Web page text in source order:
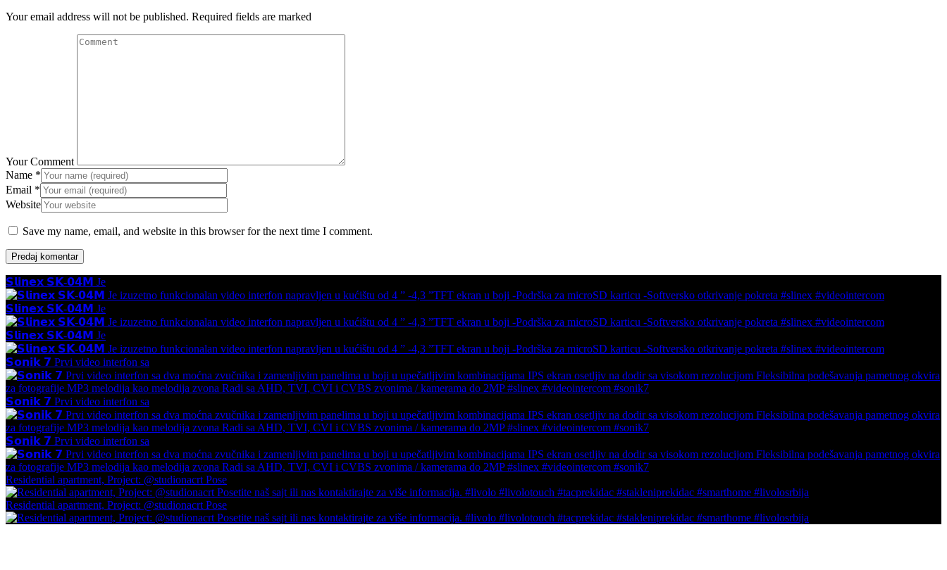
Your email address will not be published. Required fields are marked
Your Comment
Name *
Email *
Website
Save my name, email, and website in this browser for the next time I comment.
𝗦𝗹𝗶𝗻𝗲𝘅 𝗦𝗞-𝟬𝟰𝗠 Je
𝗦𝗹𝗶𝗻𝗲𝘅 𝗦𝗞-𝟬𝟰𝗠 Je
𝗦𝗹𝗶𝗻𝗲𝘅 𝗦𝗞-𝟬𝟰𝗠 Je
𝗦𝗼𝗻𝗶𝗸 𝟳 Prvi video interfon sa
𝗦𝗼𝗻𝗶𝗸 𝟳 Prvi video interfon sa
𝗦𝗼𝗻𝗶𝗸 𝟳 Prvi video interfon sa
Residential apartment, Project: @studionacrt Pose
Residential apartment, Project: @studionacrt Pose